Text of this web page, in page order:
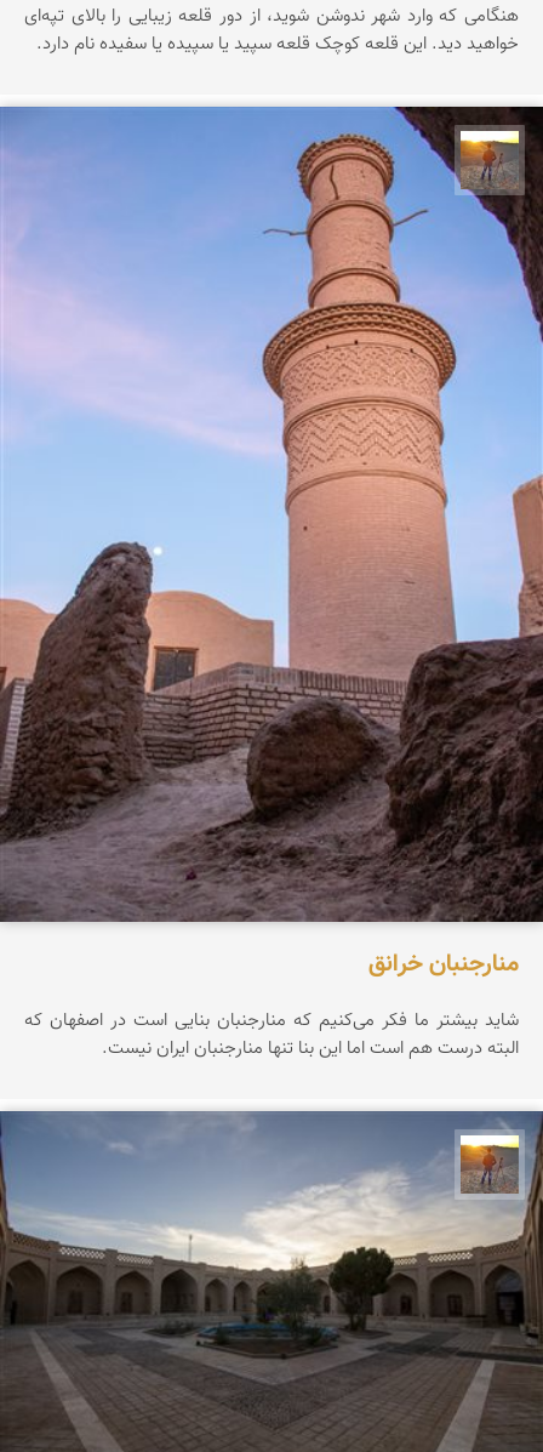
هنگامی که وارد شهر ندوشن شوید، از دور قلعه زیبایی را بالای تپه‌ای
خواهید دید. این قلعه کوچک قلعه سپید یا سپیده یا سفیده نام دارد.
مهدی مخلصیان
منارجنبان خرانق
شاید بیشتر ما فکر می‌کنیم که منارجنبان بنایی است در اصفهان که
البته درست هم است اما این بنا تنها منارجنبان ایران نیست.
مهدی مخلصیان